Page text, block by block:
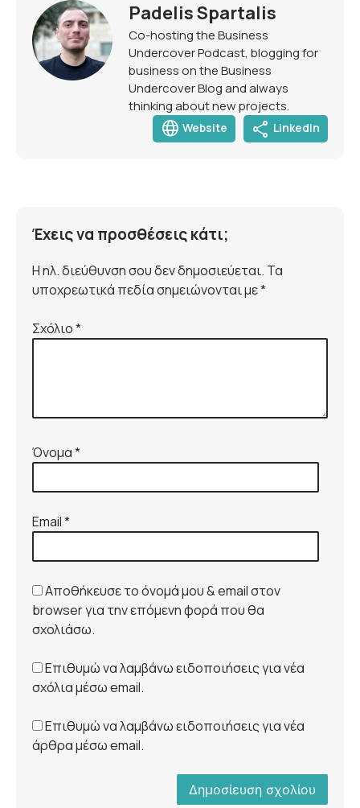
Padelis Spartalis
Co-hosting the Business
Undercover Podcast, blogging for
business on the Business
Undercover Blog and always
thinking about new projects.
language Website share LinkedIn
Έχεις να προσθέσεις κάτι;
Η ηλ. διεύθυνση σου δεν δημοσιεύεται. Τα
υποχρεωτικά πεδία σημειώνονται με *
Σχόλιο*
Όνομα*
Email*
Αποθήκευσε το όνομά μου & email στον
browser για την επόμενη φορά που θα
σχολιάσω.
Επιθυμώ να λαμβάνω ειδοποιήσεις για νέα
σχόλια μέσω email.
Επιθυμώ να λαμβάνω ειδοποιήσεις για νέα
άρθρα μέσω email.